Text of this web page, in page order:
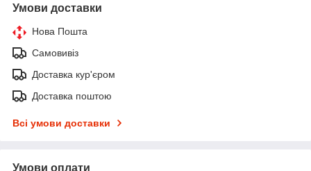
Умови доставки
Нова Пошта
Самовивіз
Доставка кур'єром
Доставка поштою
Всі умови доставки
Умови оплати